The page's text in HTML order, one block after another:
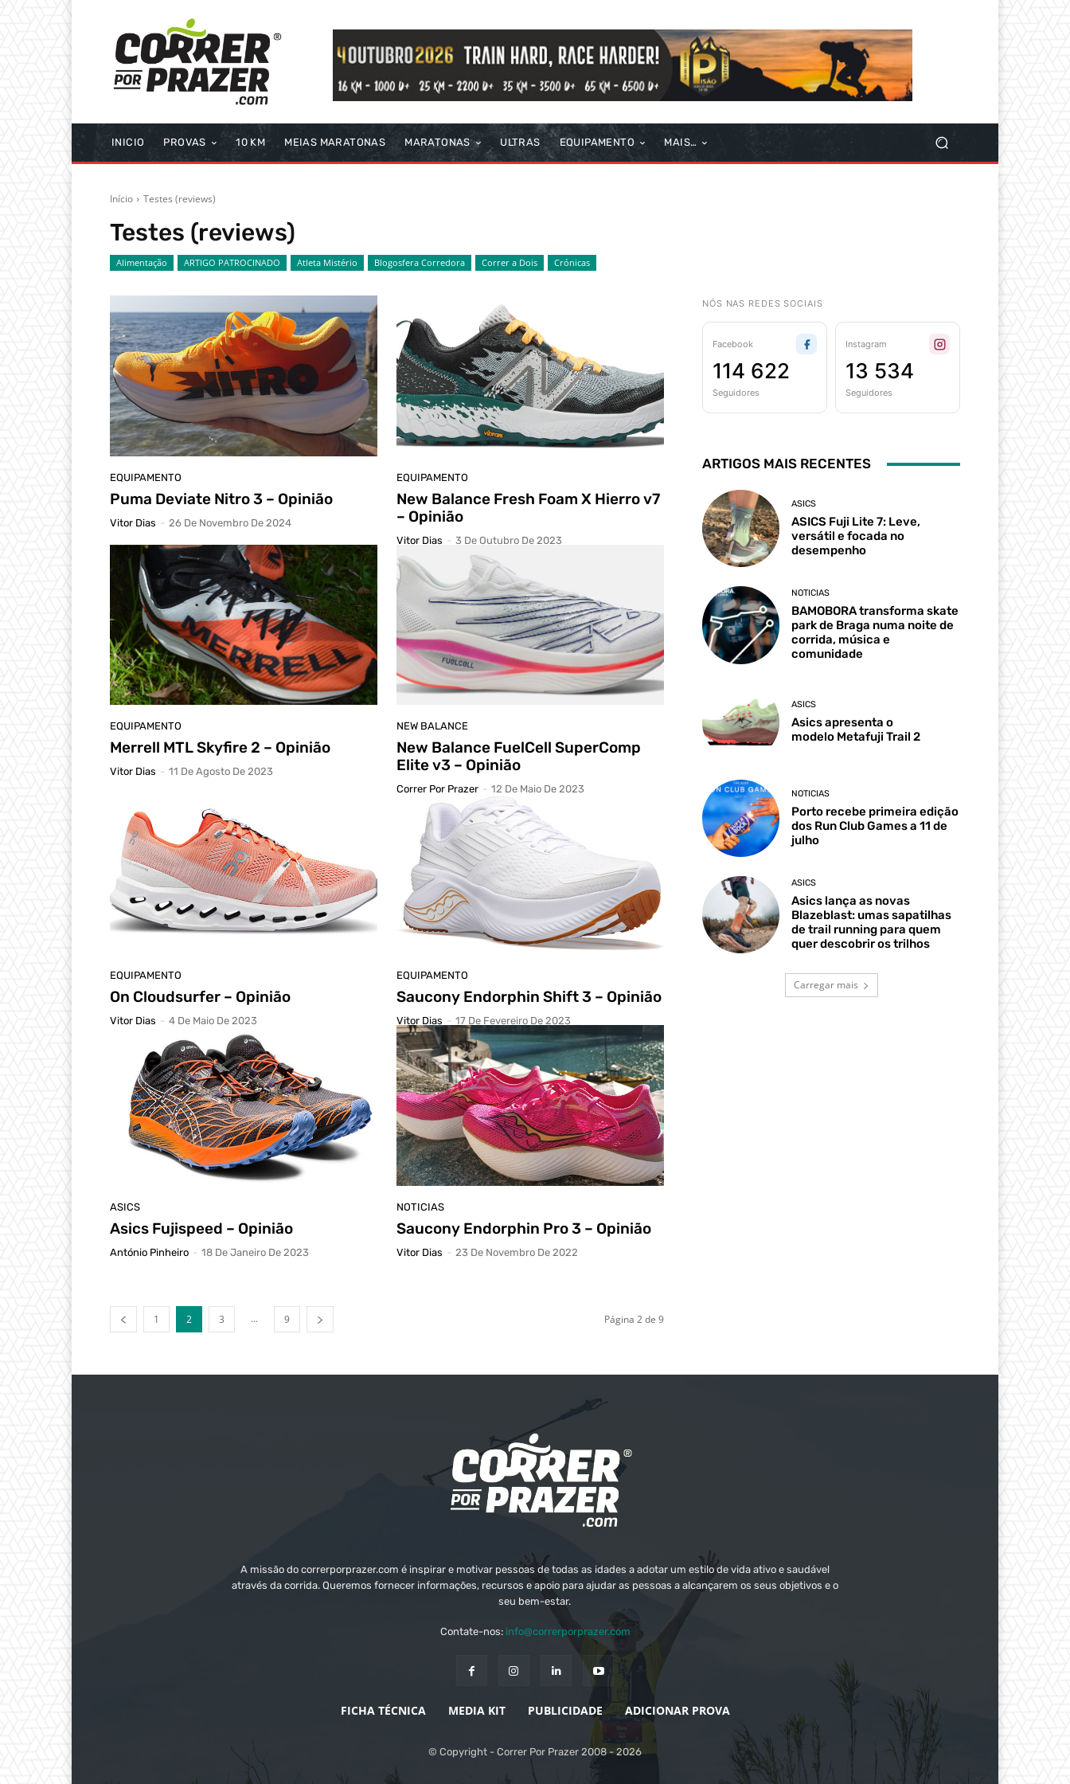
INICIO PROVAS 10 KM MEIAS MARATONAS MARATONAS ULTRAS EQUIPAMENTO MAIS…
Início Testes (reviews)
Testes (reviews)
Alimentação ARTIGO PATROCINADO Atleta Mistério Blogosfera Corredora Correr a Dois Crónicas
EQUIPAMENTO
Puma Deviate Nitro 3 – Opinião
Vitor Dias - 26 De Novembro De 2024
EQUIPAMENTO
New Balance Fresh Foam X Hierro v7
– Opinião
Vitor Dias - 3 De Outubro De 2023
EQUIPAMENTO
Merrell MTL Skyfire 2 – Opinião
Vitor Dias - 11 De Agosto De 2023
NEW BALANCE
New Balance FuelCell SuperComp
Elite v3 – Opinião
Correr Por Prazer - 12 De Maio De 2023
EQUIPAMENTO
On Cloudsurfer – Opinião
Vitor Dias - 4 De Maio De 2023
EQUIPAMENTO
Saucony Endorphin Shift 3 – Opinião
Vitor Dias - 17 De Fevereiro De 2023
ASICS
Asics Fujispeed – Opinião
António Pinheiro - 18 De Janeiro De 2023
NOTICIAS
Saucony Endorphin Pro 3 – Opinião
Vitor Dias - 23 De Novembro De 2022
1 2 3 ... 9 Página 2 de 9
NÓS NAS REDES SOCIAIS
Facebook
114 622
Seguidores
Instagram
13 534
Seguidores
ARTIGOS MAIS RECENTES
ASICS
ASICS Fuji Lite 7: Leve,
versátil e focada no
desempenho
NOTICIAS
BAMOBORA transforma skate
park de Braga numa noite de
corrida, música e
comunidade
ASICS
Asics apresenta o
modelo Metafuji Trail 2
NOTICIAS
Porto recebe primeira edição
dos Run Club Games a 11 de
julho
ASICS
Asics lança as novas
Blazeblast: umas sapatilhas
de trail running para quem
quer descobrir os trilhos
Carregar mais
A missão do correrporprazer.com é inspirar e motivar pessoas de todas as idades a adotar um estilo de vida ativo e saudável
através da corrida. Queremos fornecer informações, recursos e apoio para ajudar as pessoas a alcançarem os seus objetivos e o
seu bem-estar.
Contate-nos: info@correrporprazer.com
FICHA TÉCNICA MEDIA KIT PUBLICIDADE ADICIONAR PROVA
© Copyright - Correr Por Prazer 2008 - 2026